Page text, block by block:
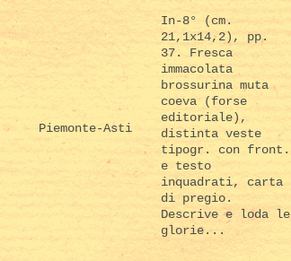
Piemonte-Asti
In-8° (cm.
21,1x14,2), pp.
37. Fresca
immacolata
brossurina muta
coeva (forse
editoriale),
distinta veste
tipogr. con front.
e testo
inquadrati, carta
di pregio.
Descrive e loda le
glorie...